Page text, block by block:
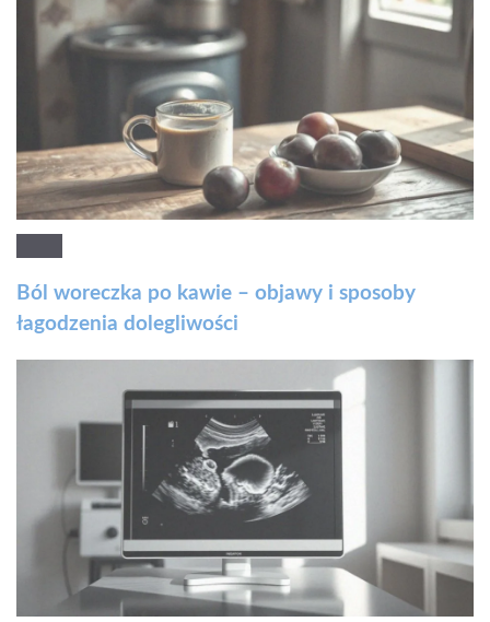
Ból woreczka po kawie – objawy i sposoby
łagodzenia dolegliwości